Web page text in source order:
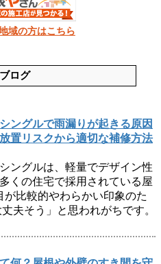
域の方はこちら
ログ
ングルで雨漏りが起きる原因
置リスクから適切な補修方法
ングルは、軽量でデザイン性
くの住宅で採用されている屋
比較的やわらかい印象のた
夫そう」と思われがちです。